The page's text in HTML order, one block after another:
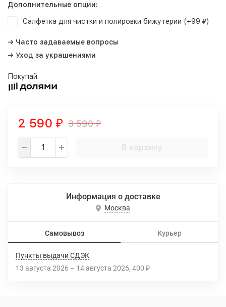
Дополнительные опции:
Салфетка для чистки и полировки бижутерии (+99 ₽)
→ Часто задаваемые вопросы
→ Уход за украшениями
Покупай
2 590 ₽ 3 590₽
В корзину
Информация о доставке
Москва
Самовывоз Курьер
Пункты выдачи СДЭК
13 августа 2026 – 14 августа 2026 400 ₽